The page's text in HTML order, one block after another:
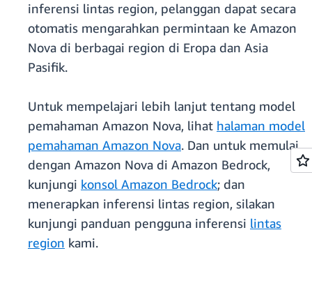
inferensi lintas region, pelanggan dapat secara
otomatis mengarahkan permintaan ke Amazon
Nova di berbagai region di Eropa dan Asia
Pasifik.
Untuk mempelajari lebih lanjut tentang model
pemahaman Amazon Nova, lihat halaman model
pemahaman Amazon Nova. Dan untuk memulai
dengan Amazon Nova di Amazon Bedrock,
kunjungi konsol Amazon Bedrock; dan
menerapkan inferensi lintas region, silakan
kunjungi panduan pengguna inferensi lintas
region kami.